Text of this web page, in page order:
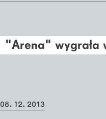
"Arena" wygrała
08. 12. 2013